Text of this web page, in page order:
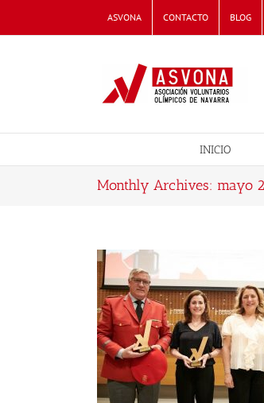
content
ASVONA CONTACTO BLOG
INICIO
Monthly Archives: mayo